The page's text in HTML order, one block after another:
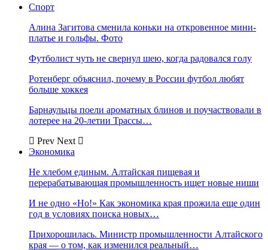
Спорт
Алина Загитова сменила коньки на откровенное мини-
платье и гольфы. Фото
Футболист чуть не свернул шею, когда радовался голу
Ротенберг объяснил, почему в России футбол любят
больше хоккея
Барнаульцы поели ароматных блинов и поучаствовали в
лотерее на 20-летии Трассы…
Prev Next
Экономика
Не хлебом единым. Алтайская пищевая и
перерабатывающая промышленность ищет новые ниши
И не одно «Но!» Как экономика края прожила еще один
год в условиях поиска новых…
Прихорошилась. Министр промышленности Алтайского
края — о том, как изменился реальный…